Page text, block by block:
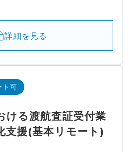
詳細を見る
ト可
ける渡航査証受付業
支援(基本リモート)